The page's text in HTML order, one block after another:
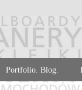
Portfolio. Blog.